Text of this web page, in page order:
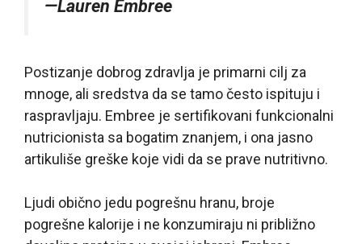
—Lauren Embree
Postizanje dobrog zdravlja je primarni cilj za
mnoge, ali sredstva da se tamo često ispituju i
raspravljaju. Embree je sertifikovani funkcionalni
nutricionista sa bogatim znanjem, i ona jasno
artikuliše greške koje vidi da se prave nutritivno.
Ljudi obično jedu pogrešnu hranu, broje
pogrešne kalorije i ne konzumiraju ni približno